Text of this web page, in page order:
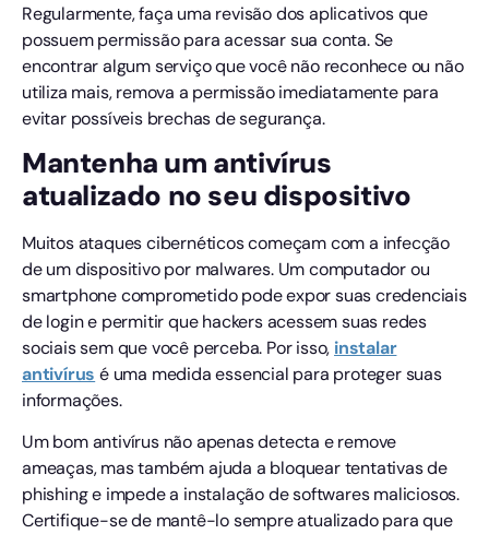
Regularmente, faça uma revisão dos aplicativos que
possuem permissão para acessar sua conta. Se
encontrar algum serviço que você não reconhece ou não
utiliza mais, remova a permissão imediatamente para
evitar possíveis brechas de segurança.
Mantenha um antivírus
atualizado no seu dispositivo
Muitos ataques cibernéticos começam com a infecção
de um dispositivo por malwares. Um computador ou
smartphone comprometido pode expor suas credenciais
de login e permitir que hackers acessem suas redes
sociais sem que você perceba. Por isso, instalar
antivírus é uma medida essencial para proteger suas
informações.
Um bom antivírus não apenas detecta e remove
ameaças, mas também ajuda a bloquear tentativas de
phishing e impede a instalação de softwares maliciosos.
Certifique-se de mantê-lo sempre atualizado para que